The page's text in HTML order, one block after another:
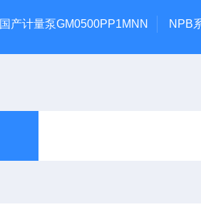
国产计量泵GM0500PP1MNN NPB